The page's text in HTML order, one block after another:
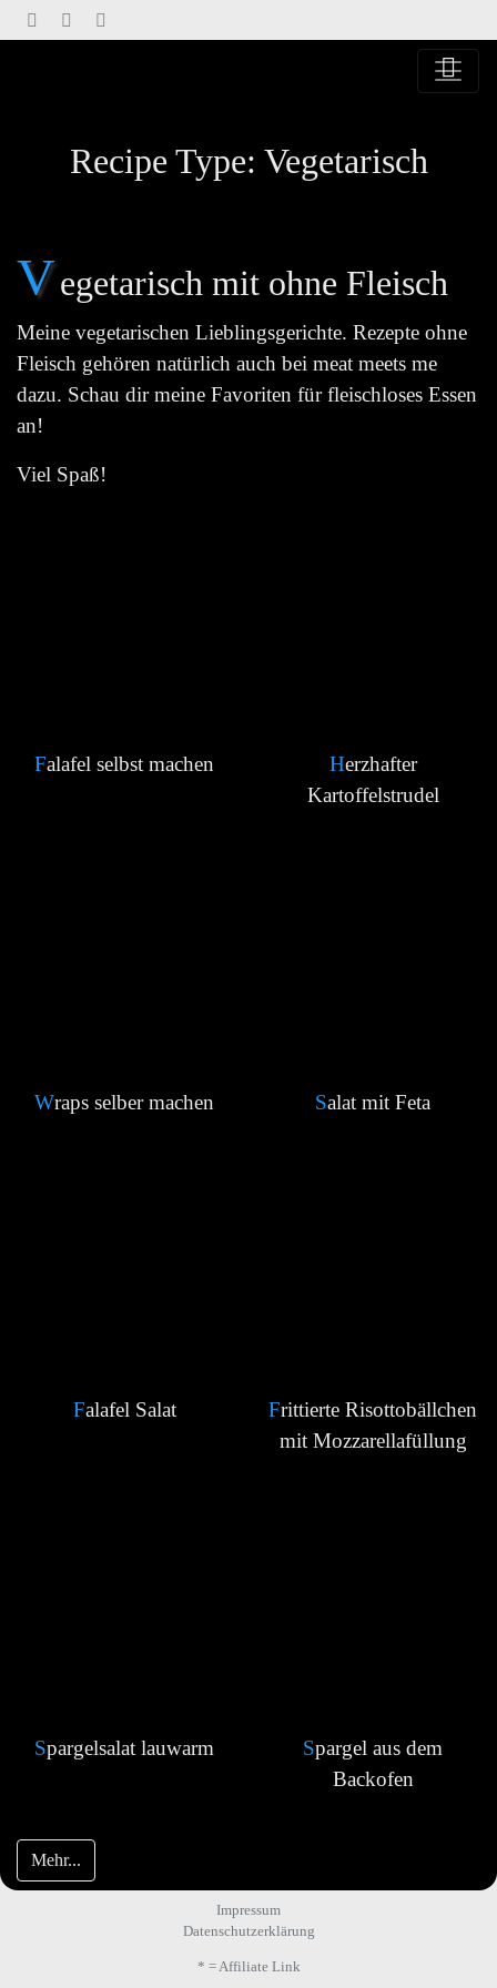
Springe
zu
Recipe Type: Vegetarisch
Vegetarisch mit ohne Fleisch
Meine vegetarischen Lieblingsgerichte. Rezepte ohne
Fleisch gehören natürlich auch bei meat meets me
dazu. Schau dir meine Favoriten für fleischloses Essen
an!
Viel Spaß!
Falafel selbst machen
Herzhafter
Kartoffelstrudel
Wraps selber machen Salat mit Feta
Falafel Salat
Frittierte Risottobällchen
mit Mozzarellafüllung
Spargelsalat lauwarm
Spargel aus dem
Backofen
Mehr...
Impressum
Datenschutzerklärung
* = Affiliate Link